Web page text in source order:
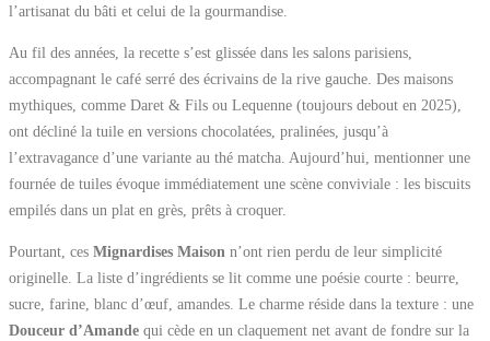
l’artisanat du bâti et celui de la gourmandise.
Au fil des années, la recette s’est glissée dans les salons parisiens,
accompagnant le café serré des écrivains de la rive gauche. Des maisons
mythiques, comme Daret & Fils ou Lequenne (toujours debout en 2025),
ont décliné la tuile en versions chocolatées, pralinées, jusqu’à
l’extravagance d’une variante au thé matcha. Aujourd’hui, mentionner une
fournée de tuiles évoque immédiatement une scène conviviale : les biscuits
empilés dans un plat en grès, prêts à croquer.
Pourtant, ces Mignardises Maison n’ont rien perdu de leur simplicité
originelle. La liste d’ingrédients se lit comme une poésie courte : beurre,
sucre, farine, blanc d’œuf, amandes. Le charme réside dans la texture : une
Douceur d’Amande qui cède en un claquement net avant de fondre sur la